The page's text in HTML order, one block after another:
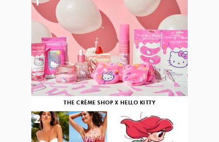
THE CRÈME SHOP X HELLO KITTY
1
2 3